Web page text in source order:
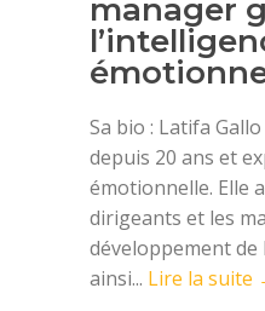
manager
Sa bio : Latifa
depuis 20 ans et
émotionnelle. Elle
dirigeants et les
développement
ainsi... Lire la suite